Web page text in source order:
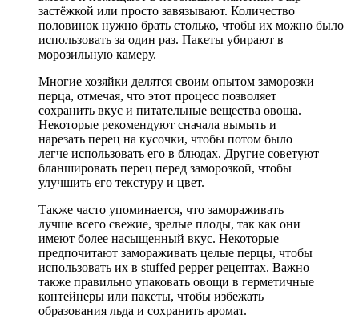
застёжкой или просто завязывают. Количество
половинок нужно брать столько, чтобы их можно было
использовать за один раз. Пакеты убирают в
морозильную камеру.
Многие хозяйки делятся своим опытом заморозки
перца, отмечая, что этот процесс позволяет
сохранить вкус и питательные вещества овоща.
Некоторые рекомендуют сначала вымыть и
нарезать перец на кусочки, чтобы потом было
легче использовать его в блюдах. Другие советуют
бланшировать перец перед заморозкой, чтобы
улучшить его текстуру и цвет.
Также часто упоминается, что замораживать
лучше всего свежие, зрелые плоды, так как они
имеют более насыщенный вкус. Некоторые
предпочитают замораживать целые перцы, чтобы
использовать их в stuffed pepper рецептах. Важно
также правильно упаковать овощи в герметичные
контейнеры или пакеты, чтобы избежать
образования льда и сохранить аромат.